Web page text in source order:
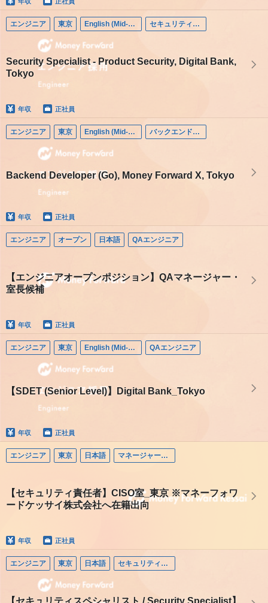
エンジニア 東京 English (Mid-career) セキュリティエンジニア
Security Specialist - Product Security, Digital Bank,
Tokyo
年収 正社員
エンジニア 東京 English (Mid-career) バックエンドエンジニア
Backend Developer (Go), Money Forward X, Tokyo
年収 正社員
エンジニア オープン 日本語 QAエンジニア
【エンジニアオープンポジション】QAマネージャー・
室長候補
年収 正社員
エンジニア 東京 English (Mid-career) QAエンジニア
【SDET (Senior Level)】Digital Bank_Tokyo
年収 正社員
エンジニア 東京 日本語 マネージャー（エンジニア）
【セキュリティ責任者】CISO室_東京 ※マネーフォワ
ードケッサイ株式会社へ在籍出向
年収 正社員
エンジニア 東京 日本語 セキュリティエンジニア
【セキュリティスペシャリスト / Security Specialist】